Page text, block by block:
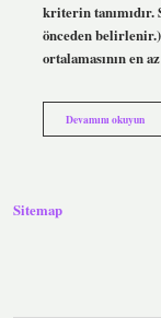
kriterin tanımıdır.
önceden
ortalamasının en
Devamını okuyun
Ve
Sitemap